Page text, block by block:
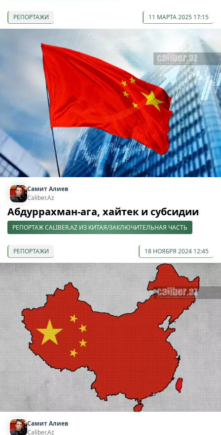
РЕПОРТАЖИ 11 МАРТА 2025 17:15
Самит Алиев
Caliber.Az
Абдуррахман-ага, хайтек и субсидии
РЕПОРТАЖ CALIBER.AZ ИЗ КИТАЯ/ЗАКЛЮЧИТЕЛЬНАЯ ЧАСТЬ
РЕПОРТАЖИ 18 НОЯБРЯ 2024 12:45
Самит Алиев
Caliber.Az